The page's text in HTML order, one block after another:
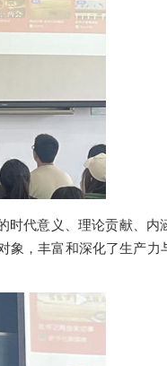
时代意义、理论贡献、内
象，丰富和深化了生产力